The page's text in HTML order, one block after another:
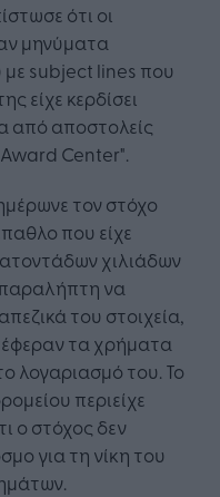
ότι οι
μηνύματα
με subject lines που
είχε κερδίσει
από αποστολείς
Center".
τον στόχο
που είχε
χιλιάδων
να
του στοιχεία,
τα χρήματα
λογαριασμό του. Το
περιείχε
ο στόχος δεν
για τη νίκη του